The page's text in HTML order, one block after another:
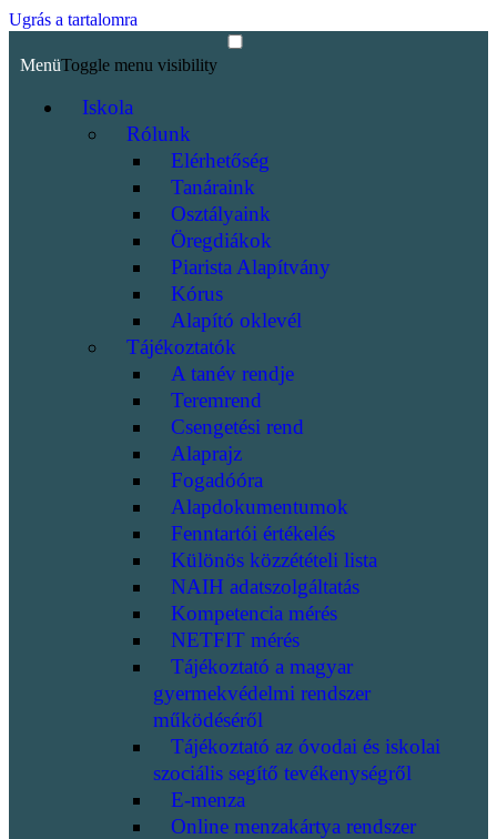
Ugrás a tartalomra
MenüToggle menu visibility
Iskola
Rólunk
Elérhetőség
Tanáraink
Osztályaink
Öregdiákok
Piarista Alapítvány
Kórus
Alapító oklevél
Tájékoztatók
A tanév rendje
Teremrend
Csengetési rend
Alaprajz
Fogadóóra
Alapdokumentumok
Fenntartói értékelés
Különös közzétételi lista
NAIH adatszolgáltatás
Kompetencia mérés
NETFIT mérés
Tájékoztató a magyar
gyermekvédelmi rendszer
működéséről
Tájékoztató az óvodai és iskolai
szociális segítő tevékenységről
E-menza
Online menzakártya rendszer